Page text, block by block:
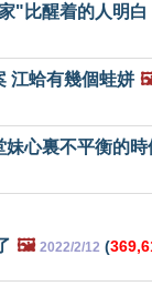
"比醒着的人明白
江蛤有幾個蛙姘
妹心裏不平衡的時
🖼️ 2022/2/12 (